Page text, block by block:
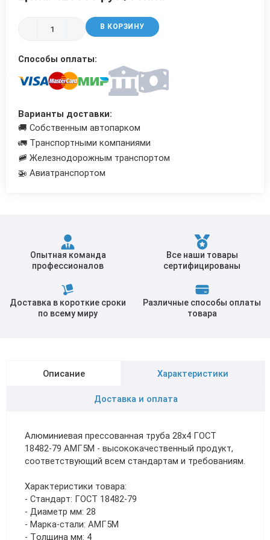
В КОРЗИНУ
Способы оплаты:
Варианты доставки:
🚚 Собственным автопарком
🚛 Транспортными компаниями
🚞 Железнодорожным транспортом
🚁 Авиатранспортом
Опытная команда
профессионалов
Все наши товары
сертифицированы
Доставка в короткие сроки
по всему миру
Различные способы оплаты
товара
Описание Характеристики
Доставка и оплата
Алюминиевая прессованная труба 28х4 ГОСТ
18482-79 АМГ5М - высококачественный продукт,
соответствующий всем стандартам и требованиям.
Характеристики товара:
- Стандарт: ГОСТ 18482-79
- Диаметр мм: 28
- Марка-стали: АМГ5М
- Толщина мм: 4
Трубы в ВУС изоляции